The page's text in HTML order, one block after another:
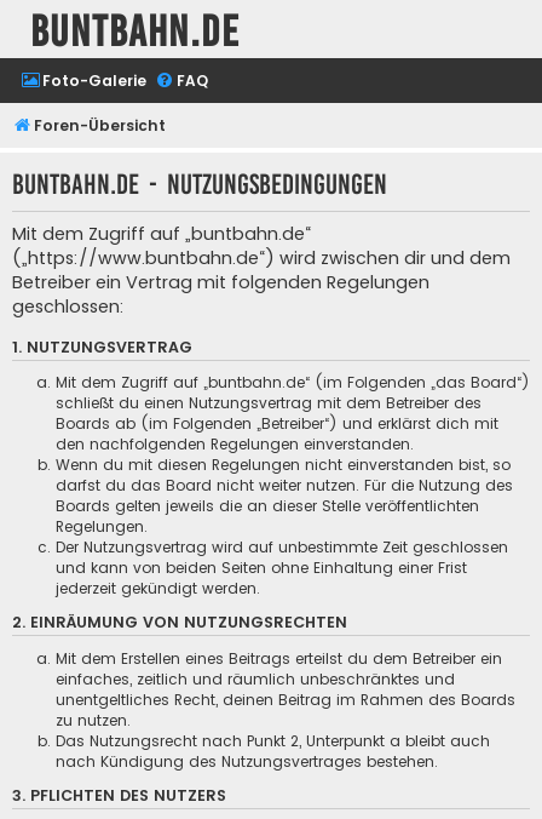
buntbahn.de
Foto-Galerie FAQ
Foren-Übersicht
buntbahn.de - Nutzungsbedingungen
Mit dem Zugriff auf „buntbahn.de“
(„https://www.buntbahn.de“) wird zwischen dir und dem
Betreiber ein Vertrag mit folgenden Regelungen
geschlossen:
1. NUTZUNGSVERTRAG
Mit dem Zugriff auf „buntbahn.de“ (im Folgenden „das Board“)
schließt du einen Nutzungsvertrag mit dem Betreiber des
Boards ab (im Folgenden „Betreiber“) und erklärst dich mit
den nachfolgenden Regelungen einverstanden.
Wenn du mit diesen Regelungen nicht einverstanden bist, so
darfst du das Board nicht weiter nutzen. Für die Nutzung des
Boards gelten jeweils die an dieser Stelle veröffentlichten
Regelungen.
Der Nutzungsvertrag wird auf unbestimmte Zeit geschlossen
und kann von beiden Seiten ohne Einhaltung einer Frist
jederzeit gekündigt werden.
2. EINRÄUMUNG VON NUTZUNGSRECHTEN
Mit dem Erstellen eines Beitrags erteilst du dem Betreiber ein
einfaches, zeitlich und räumlich unbeschränktes und
unentgeltliches Recht, deinen Beitrag im Rahmen des Boards
zu nutzen.
Das Nutzungsrecht nach Punkt 2, Unterpunkt a bleibt auch
nach Kündigung des Nutzungsvertrages bestehen.
3. PFLICHTEN DES NUTZERS